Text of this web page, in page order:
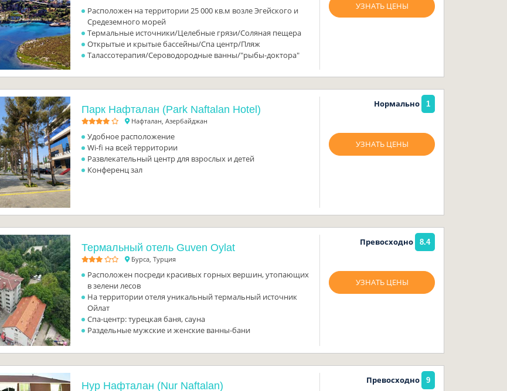
Расположен на территории 25 000 кв.м возле Эгейского и
Средеземного морей
Термальные источники/Целебные грязи/Соляная пещера
Открытые и крытые бассейны/Спа центр/Пляж
Талассотерапия/Сероводородные ванны/"рыбы-доктора"
УЗНАТЬ ЦЕНЫ
Парк Нафталан (Park Naftalan Hotel)
Нафталан, Азербайджан
Удобное расположение
Wi-fi на всей территории
Развлекательный центр для взрослых и детей
Конференц зал
Нормально 1
УЗНАТЬ ЦЕНЫ
Термальный отель Guven Oylat
Бурса, Турция
Расположен посреди красивых горных вершин, утопающих
в зелени лесов
На территории отеля уникальный термальный источник
Ойлат
Спа-центр: турецкая баня, сауна
Раздельные мужские и женские ванны-бани
Превосходно 8.4
УЗНАТЬ ЦЕНЫ
Нур Нафталан (Nur Naftalan) Превосходно 9